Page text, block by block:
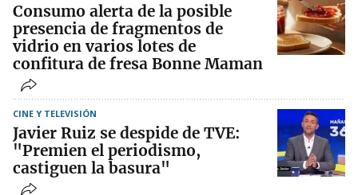
Consumo alerta de la posible
presencia de fragmentos de
vidrio en varios lotes de
confitura de fresa Bonne Maman
CINE Y TELEVISIÓN
Javier Ruiz se despide de TVE:
"Premien el periodismo,
castiguen la basura"